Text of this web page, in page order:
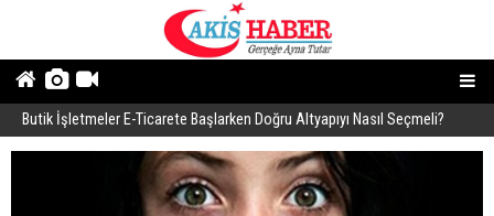
Butik İşletmeler E-Ticarete Başlarken Doğru Altyapıyı Nasıl Seçmeli?